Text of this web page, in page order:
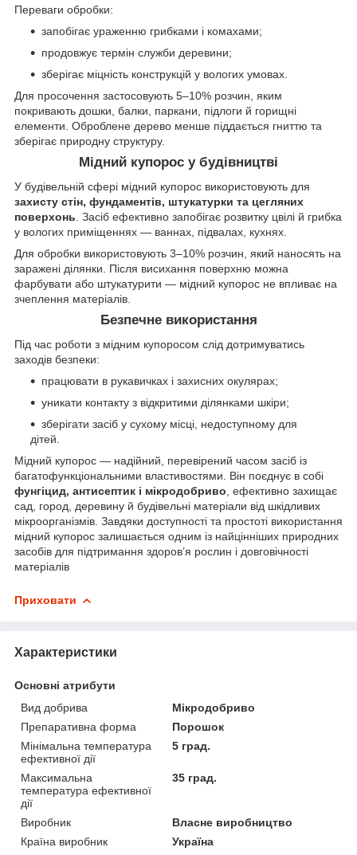
Переваги обробки:
запобігає ураженню грибками і комахами;
продовжує термін служби деревини;
зберігає міцність конструкцій у вологих умовах.
Для просочення застосовують 5–10% розчин, яким
покривають дошки, балки, паркани, підлоги й горищні
елементи. Оброблене дерево менше піддається гниттю та
зберігає природну структуру.
Мідний купорос у будівництві
У будівельній сфері мідний купорос використовують для
захисту стін, фундаментів, штукатурки та цегляних
поверхонь . Засіб ефективно запобігає розвитку цвілі й грибка
у вологих приміщеннях — ваннах, підвалах, кухнях.
Для обробки використовують 3–10% розчин, який наносять на
заражені ділянки. Після висихання поверхню можна
фарбувати або штукатурити — мідний купорос не впливає на
зчеплення матеріалів.
Безпечне використання
Під час роботи з мідним купоросом слід дотримуватись
заходів безпеки:
працювати в рукавичках і захисних окулярах;
уникати контакту з відкритими ділянками шкіри;
зберігати засіб у сухому місці, недоступному для
дітей.
Мідний купорос — надійний, перевірений часом засіб із
багатофункціональними властивостями. Він поєднує в собі
фунгіцид, антисептик і мікродобриво , ефективно захищає
сад, город, деревину й будівельні матеріали від шкідливих
мікроорганізмів. Завдяки доступності та простоті використання
мідний купорос залишається одним із найцінніших природних
засобів для підтримання здоров’я рослин і довговічності
матеріалів
Приховати
Характеристики
Основні атрибути
Вид добрива
Мікродобриво
Препаративна форма
Порошок
Мінімальна температура
ефективної дії
5 град.
Максимальна
температура ефективної
дії
35 град.
Виробник
Власне виробництво
Країна виробник
Україна